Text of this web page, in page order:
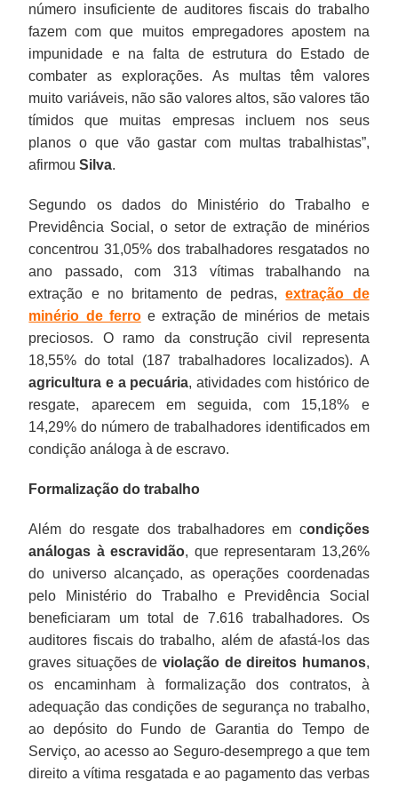
número insuficiente de auditores fiscais do trabalho
fazem com que muitos empregadores apostem na
impunidade e na falta de estrutura do Estado de
combater as explorações. As multas têm valores
muito variáveis, não são valores altos, são valores tão
tímidos que muitas empresas incluem nos seus
planos o que vão gastar com multas trabalhistas”,
afirmouSilva.
Segundo os dados do Ministério do Trabalho e
Previdência Social, o setor de extração de minérios
concentrou 31,05% dos trabalhadores resgatados no
ano passado, com 313 vítimas trabalhando na
extração e no britamento de pedras,extração de
minério de ferroe extração de minérios de metais
preciosos. O ramo da construção civil representa
18,55% do total (187 trabalhadores localizados). A
agricultura e a pecuária, atividades com histórico de
resgate, aparecem em seguida, com 15,18% e
14,29% do número de trabalhadores identificados em
condição análoga à de escravo.
Formalização do trabalho
Além do resgate dos trabalhadores em condições
análogas à escravidão, que representaram 13,26%
do universo alcançado, as operações coordenadas
pelo Ministério do Trabalho e Previdência Social
beneficiaram um total de 7.616 trabalhadores. Os
auditores fiscais do trabalho, além de afastá-los das
graves situações de violação de direitos humanos,
os encaminham à formalização dos contratos, à
adequação das condições de segurança no trabalho,
ao depósito do Fundo de Garantia do Tempo de
Serviço, ao acesso ao Seguro-desemprego a que tem
direito a vítima resgatada e ao pagamento das verbas